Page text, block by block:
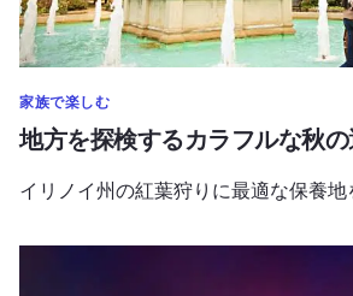
家族で楽しむ
地方を探検するカラフルな秋
イリノイ州の紅葉狩りに最適な保養地